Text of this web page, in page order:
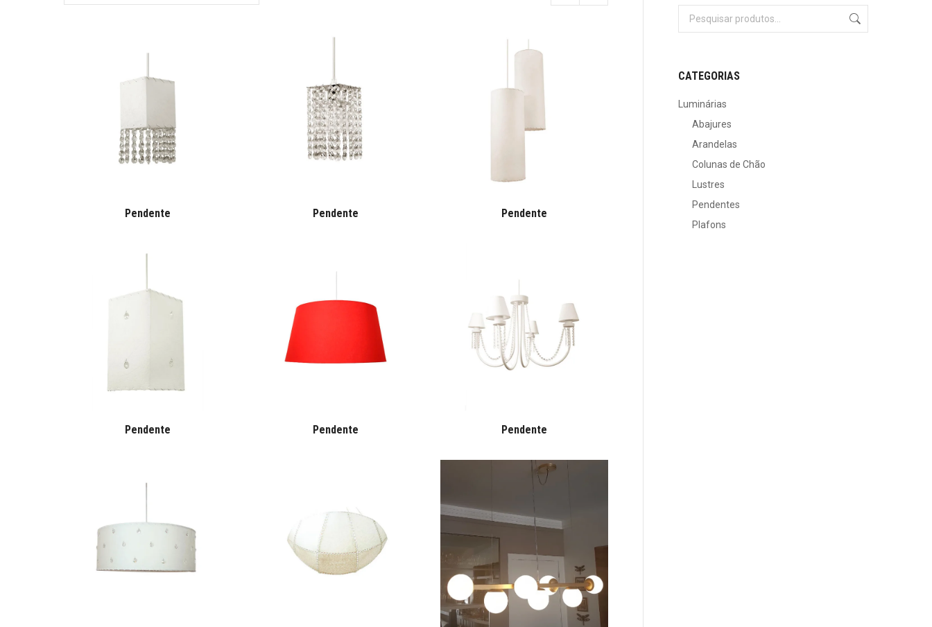
Pendente Pendente Pendente
Pendente Pendente Pendente
CATEGORIAS
Luminárias
Abajures
Arandelas
Colunas de Chão
Lustres
Pendentes
Plafons